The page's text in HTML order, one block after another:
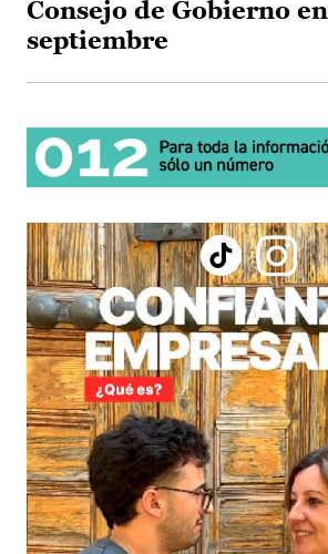
Consejo de Gobierno en
septiembre